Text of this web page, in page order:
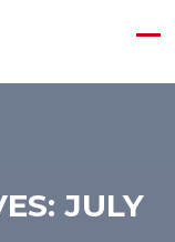
JULY